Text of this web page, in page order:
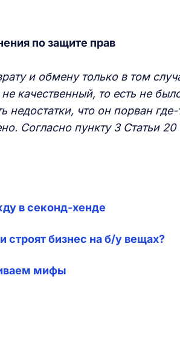
по защите прав
и обмену только в том
качественный, то есть не
недостатки, что он порван где-
Согласно пункту 3 Статьи 20
в секонд-хенде
строят бизнес на б/у вещах?
мифы